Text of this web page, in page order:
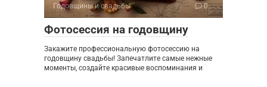
Годовщины и свадьбы 0
Фотосессия на годовщину
Закажите профессиональную фотосессию на
годовщину свадьбы! Запечатлите самые нежные
моменты, создайте красивые воспоминания и